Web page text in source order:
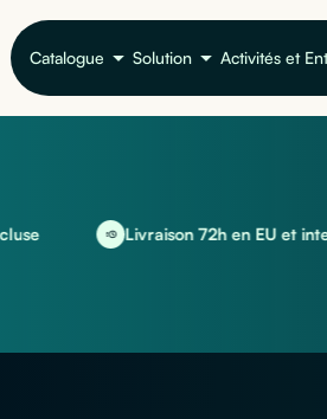
Catalogue Solution Activités et
Livraison 72h en EU et